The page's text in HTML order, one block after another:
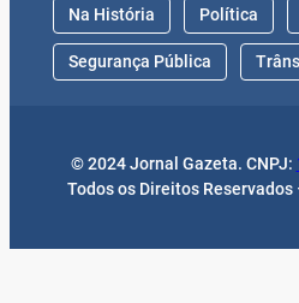
Na História Política
Segurança Pública
© 2024 Jornal Gazeta. CNPJ:
Todos os Direitos Reservados